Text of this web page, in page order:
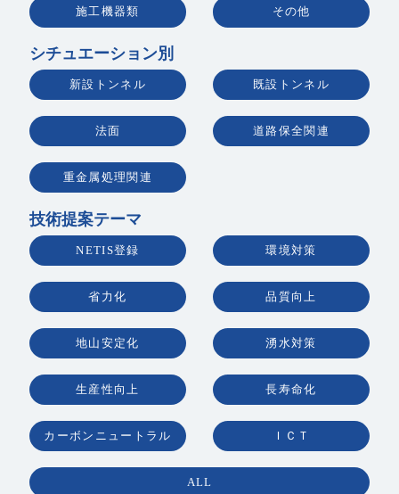
施工機器類 その他
シチュエーション別
新設トンネル 既設トンネル
法面 道路保全関連
重金属処理関連
技術提案テーマ
NETIS登録 環境対策
省力化 品質向上
地山安定化 湧水対策
生産性向上 長寿命化
カーボンニュートラル ＩＣＴ
ALL